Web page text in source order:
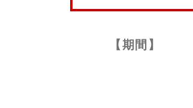
【期間】